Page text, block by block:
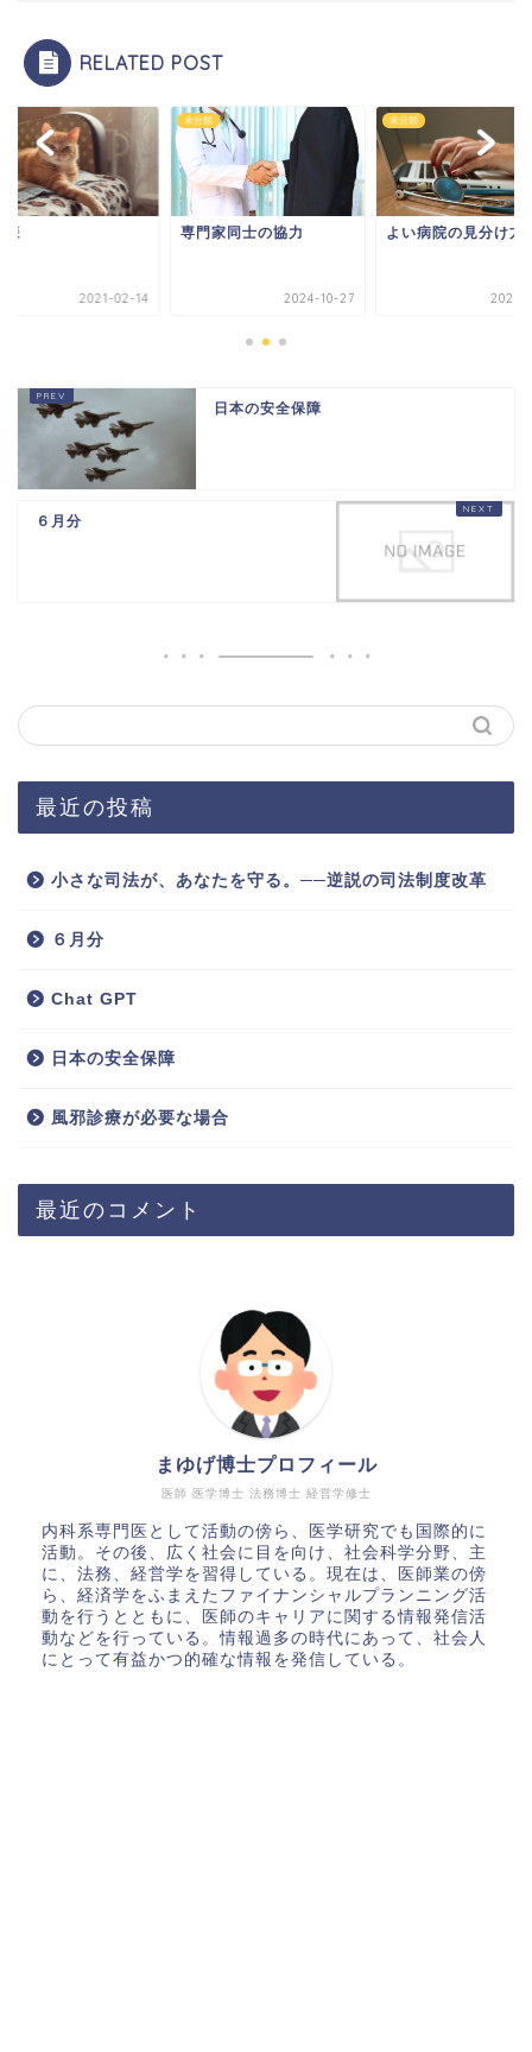
RELATED POST
様
2021-02-14
未分類
専門家同士の協力
2024-10-27
未分類
よい病院の見分け方
2023-
日本の安全保障
６月分
最近の投稿
小さな司法が、あなたを守る。──逆説の司法制度改革
６月分
Chat GPT
日本の安全保障
風邪診療が必要な場合
最近のコメント
医師 医学博士 法務博士 経営学修士
まゆげ博士プロフィール
内科系専門医として活動の傍ら、医学研究でも国際的に
活動。その後、広く社会に目を向け、社会科学分野、主
に、法務、経営学を習得している。現在は、医師業の傍
ら、経済学をふまえたファイナンシャルプランニング活
動を行うとともに、医師のキャリアに関する情報発信活
動などを行っている。情報過多の時代にあって、社会人
にとって有益かつ的確な情報を発信している。